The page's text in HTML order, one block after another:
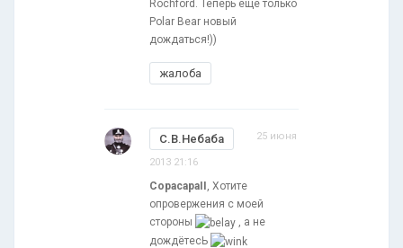
Rochford. Теперь ещё только
Polar Bear новый
дождаться!))
жалоба
С.В.Небаба 25 июня
2013 21:16
CopacapaII , Хотите
опровержения с моей
стороны
, а не
дождётесЬ